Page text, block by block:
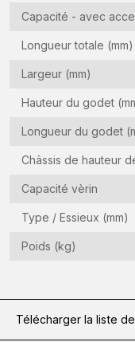
Capacité - avec
Longueur totale (mm)
Largeur (mm)
Hauteur du godet
Longueur du godet
Châssis de hauteur
Capacité vèrin
Type / Essieux (mm)
Poids (kg)
Télécharger la liste
l'entreprise
Adresse
e-
(Required)
Numéro
(Required)
Pays
de
résidence
(Required)
Vraag
(Required)
CAPTCHA